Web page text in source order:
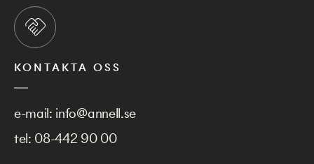
KONTAKTA OSS
e-mail: info@annell.se
tel: 08-442 90 00